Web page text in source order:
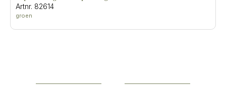
Artnr. 82614
groen